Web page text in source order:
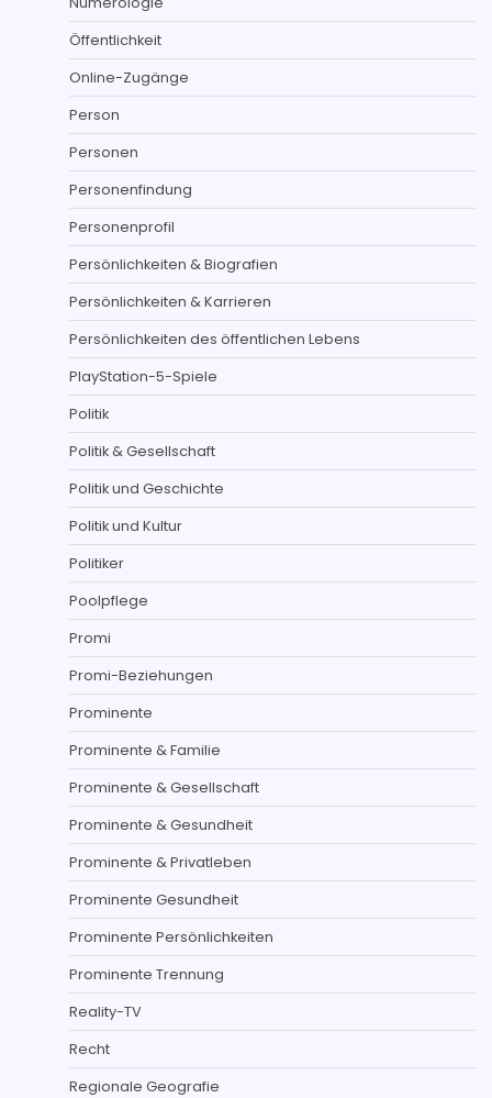
Öffentlichkeit
Online-Zugänge
Person
Personen
Personenfindung
Personenprofil
Persönlichkeiten & Biografien
Persönlichkeiten & Karrieren
Persönlichkeiten des öffentlichen Lebens
PlayStation-5-Spiele
Politik
Politik & Gesellschaft
Politik und Geschichte
Politik und Kultur
Politiker
Poolpflege
Promi
Promi-Beziehungen
Prominente
Prominente & Familie
Prominente & Gesellschaft
Prominente & Gesundheit
Prominente & Privatleben
Prominente Gesundheit
Prominente Persönlichkeiten
Prominente Trennung
Reality-TV
Recht
Regionale Geografie